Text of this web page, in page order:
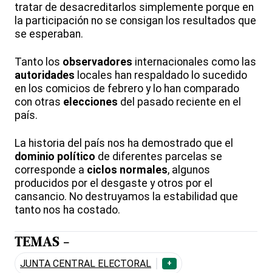
tratar de desacreditarlos simplemente porque en
la participación no se consigan los resultados que
se esperaban.
Tanto los observadores internacionales como las
autoridades locales han respaldado lo sucedido
en los comicios de febrero y lo han comparado
con otras elecciones del pasado reciente en el
país.
La historia del país nos ha demostrado que el
dominio político de diferentes parcelas se
corresponde a ciclos normales, algunos
producidos por el desgaste y otros por el
cansancio. No destruyamos la estabilidad que
tanto nos ha costado.
TEMAS -
JUNTA CENTRAL ELECTORAL +